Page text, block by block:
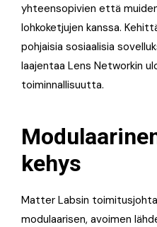
yhteensopivien että
lohkoketjujen kanssa.
pohjaisia sosiaalisia
laajentaa Lens Networkin
toiminnallisuutta.
kehys
Matter Labsin
modulaarisen, avoimen